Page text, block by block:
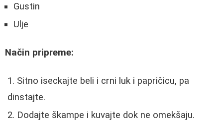
Gustin
Ulje
Način pripreme:
Sitno iseckajte beli i crni luk i papričicu, pa
dinstajte.
Dodajte škampe i kuvajte dok ne omekšaju.